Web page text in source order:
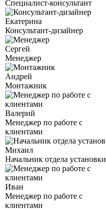
Специалист-консультант
Екатерина
Консультант-дизайнер
Сергей
Менеджер
Андрей
Монтажник
Валерий
Менеджер по работе с
клиентами
Михаил
Начальник отдела установки
Иван
Менеджер по работе с
клиентами